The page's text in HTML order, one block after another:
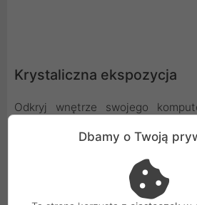
Krystaliczna ekspozycja
Odkryj wnętrze swojego
hartowanego. Stylowy i
wyeksponować Twój zestaw w
że stanie się on ozdobą
Dbamy o Twoją